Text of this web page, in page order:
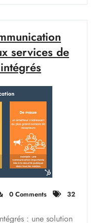
l’optimisation
de
réseau
informatique"
services de
0 Comments
32
: une solution